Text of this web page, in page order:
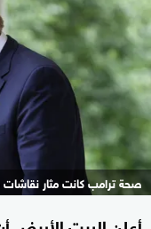
صحة ترامب كانت مثار نقاشات